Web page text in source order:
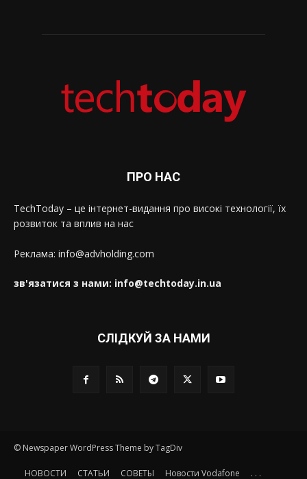
ПРО НАС
TechToday – це інтернет-видання про високі технології, їх
розвиток та вплив на нас
Реклама: info@advholding.com
зв'язатися з нами: info@techtoday.in.ua
СЛІДКУЙ ЗА НАМИ
© Newspaper WordPress Theme by TagDiv
НОВОСТИ СТАТЬИ СОВЕТЫ Новости Vodafone . . .